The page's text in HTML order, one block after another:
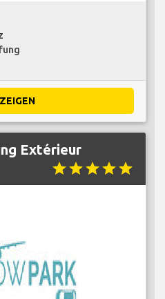
Extérieur
starstarstarstarstar